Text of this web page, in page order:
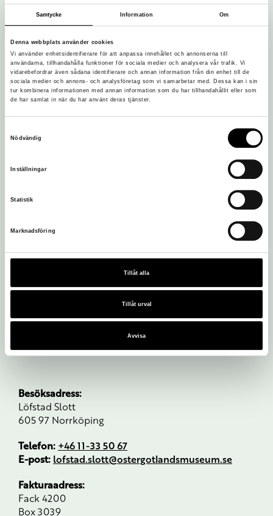
Samtycke Information Om
Denna webbplats använder cookies
Vi använder enhetsidentifierare för att anpassa innehållet och annonserna till
användarna, tillhandahålla funktioner för sociala medier och analysera vår trafik. Vi
vidarebefordrar även sådana identifierare och annan information från din enhet till de
sociala medier och annons- och analysföretag som vi samarbetar med. Dessa kan i sin
tur kombinera informationen med annan information som du har tillhandahållit eller som
de har samlat in när du har använt deras tjänster.
Nödvändig
Inställningar
Statistik
Marknadsföring
Tillåt alla
Tillåt urval
Avvisa
Vi är en del av Östergötlands museum:
Besöksadress:
Löfstad Slott
605 97 Norrköping
Telefon: +46 11-33 50 67
E-post: lofstad.slott@ostergotlandsmuseum.se
Fakturaadress:
Fack 4200
Box 3039